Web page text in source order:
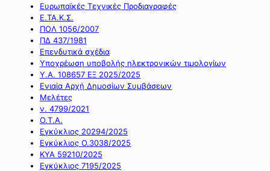
Ευρωπαϊκές Τεχνικές Προδιαγραφές
Ε.ΤΑ.Κ.Σ.
ΠΟΛ 1056/2007
ΠΔ 437/1981
Επενδυτικά σχέδια
Υποχρέωση υποβολής ηλεκτρονικών τιμολογίων
Υ.Α. 108657 ΕΞ 2025/2025
Ενιαία Αρχή Δημοσίων Συμβάσεων
Μελέτες
ν. 4799/2021
Ο.Τ.Α.
Εγκύκλιος 20294/2025
Εγκύκλιος Ο.3038/2025
ΚΥΑ 59210/2025
Εγκύκλιος 7195/2025